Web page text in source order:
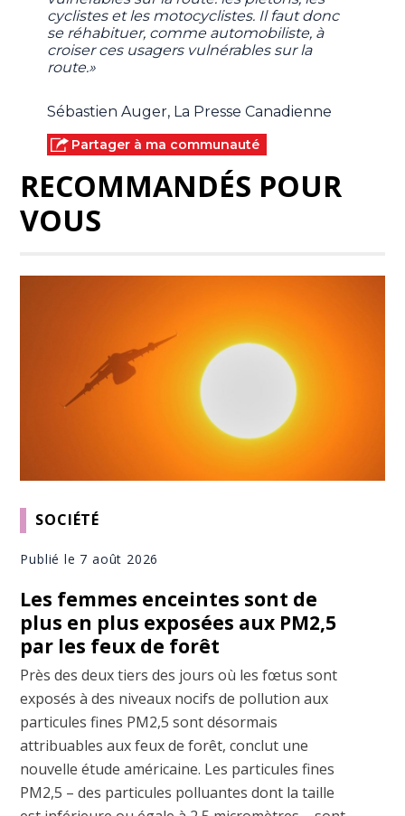
cyclistes et les motocyclistes. Il faut donc
se réhabituer, comme automobiliste, à
croiser ces usagers vulnérables sur la
route.»
Sébastien Auger, La Presse Canadienne
Partager à ma communauté
RECOMMANDÉS POUR
VOUS
SOCIÉTÉ
Publié le 7 août 2026
Les femmes enceintes sont de
plus en plus exposées aux PM2,5
par les feux de forêt
Près des deux tiers des jours où les fœtus sont
exposés à des niveaux nocifs de pollution aux
particules fines PM2,5 sont désormais
attribuables aux feux de forêt, conclut une
nouvelle étude américaine. Les particules fines
PM2,5 – des particules polluantes dont la taille